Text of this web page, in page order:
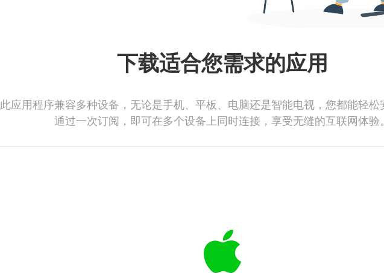
下载适合您需求的应用
此应用程序兼容多种设备，无论是手机、平板、电脑还是智能电视，您都能轻松
通过一次订阅，即可在多个设备上同时连接，享受无缝的互联网体验。